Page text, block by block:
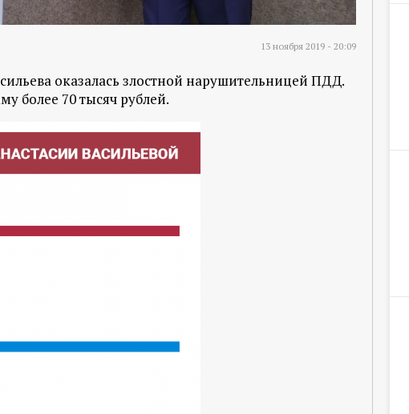
13 ноября 2019 - 20:09
оказалась злостной нарушительницей ПДД.
более 70 тысяч рублей.